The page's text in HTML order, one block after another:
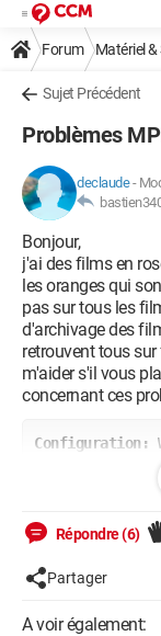
Forum Matériel &
Sujet Précédent
Problèmes
declaude-
Bonjour,
j'ai des films en
les oranges qui
pas sur tous les
d'archivage des
retrouvent tous
m'aider s'il vous
concernant ces
Configuration:
Répondre (6)
Partager
A voir également: